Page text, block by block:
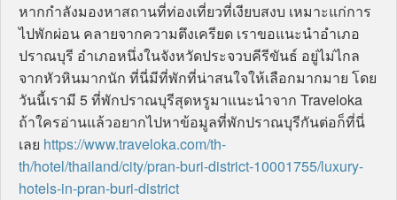
หากกำลังมองหาสถานที่ท่องเที่ยวที่เงียบสงบ เหมาะแก่การ
ไปพักผ่อน คลายจากความตึงเครียด เราขอแนะนำอำเภอ
ปราณบุรี อำเภอหนึ่งในจังหวัดประจวบคีรีขันธ์ อยู่ไม่ไกล
จากหัวหินมากนัก ที่นี่มีที่พักที่น่าสนใจให้เลือกมากมาย โดย
วันนี้เรามี 5 ที่พักปราณบุรีสุดหรูมาแนะนำจาก Traveloka
ถ้าใครอ่านแล้วอยากไปหาข้อมูลที่พักปราณบุรีกันต่อก็ที่นี่
เลย https://www.traveloka.com/th-
th/hotel/thailand/city/pran-buri-district-10001755/luxury-
hotels-in-pran-buri-district